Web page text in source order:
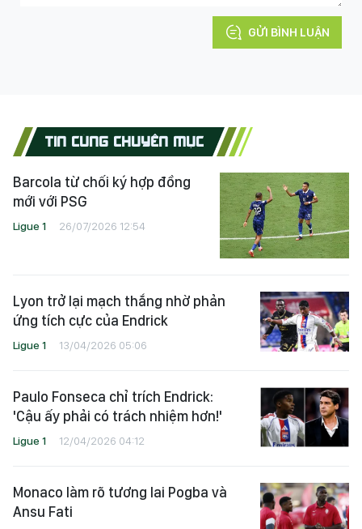
GỬI BÌNH LUẬN
TIN CÙNG CHUYÊN MỤC
Barcola từ chối ký hợp đồng
mới với PSG
Ligue 1 26/07/2026 12:54
Lyon trở lại mạch thắng nhờ phản
ứng tích cực của Endrick
Ligue 1 13/04/2026 05:06
Paulo Fonseca chỉ trích Endrick:
'Cậu ấy phải có trách nhiệm hơn!'
Ligue 1 12/04/2026 04:12
Monaco làm rõ tương lai Pogba và
Ansu Fati